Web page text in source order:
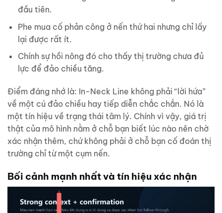
đầu tiên.
Phe mua cố phản công ở nến thứ hai nhưng chỉ lấy
lại được rất ít.
Chính sự hồi nông đó cho thấy thị trường chưa đủ
lực để đảo chiều tăng.
Điểm đáng nhớ là: In-Neck Line không phải “lời hứa”
về một cú đảo chiều hay tiếp diễn chắc chắn. Nó là
một tín hiệu về trạng thái tâm lý. Chính vì vậy, giá trị
thật của mô hình nằm ở chỗ bạn biết lúc nào nên chờ
xác nhận thêm, chứ không phải ở chỗ bạn cố đoán thị
trường chỉ từ một cụm nến.
Bối cảnh mạnh nhất và tín hiệu xác nhận